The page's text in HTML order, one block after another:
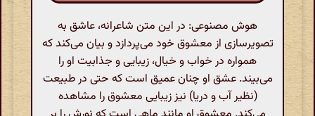
هوش مصنوعی: در این متن شاعرانه، عاشق به
تصویرسازی از معشوق خود می‌پردازد و بیان می‌کند که
همواره در خواب و خیال، زیبایی و جذابیت او را
می‌بیند. عشق او چنان عمیق است که حتی در طبیعت
(نظیر آب و دریا) نیز زیبایی معشوق را مشاهده